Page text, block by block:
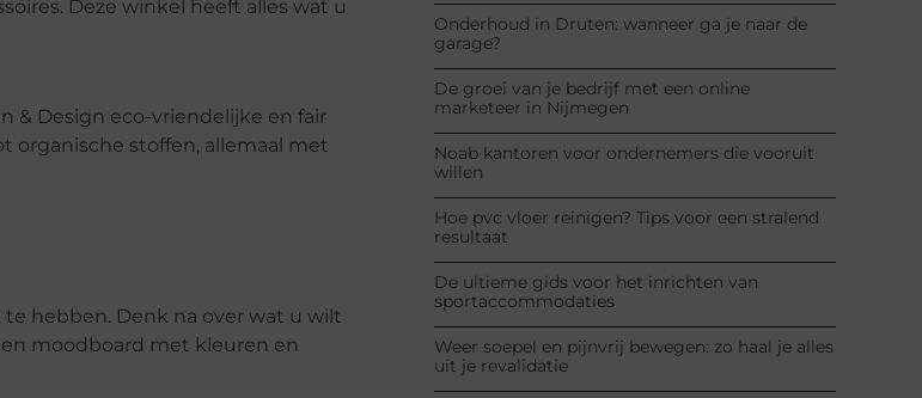
Deze winkel heeft alles wat u
& Design eco-vriendelijke en fair
organische stoffen, allemaal met
hebben. Denk na over wat u wilt
moodboard met kleuren en
Onderhoud in Druten: wanneer ga je naar de
garage?
De groei van je bedrijf met een online
marketeer in Nijmegen
Noab kantoren voor ondernemers die vooruit
willen
Hoe pvc vloer reinigen? Tips voor een stralend
resultaat
De ultieme gids voor het inrichten van
sportaccommodaties
Weer soepel en pijnvrij bewegen: zo haal je alles
uit je revalidatie